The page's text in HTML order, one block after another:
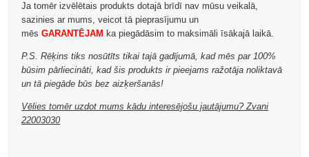
Ja tomēr izvēlētais produkts dotajā brīdī nav mūsu veikalā,
sazinies ar mums, veicot tā pieprasījumu un
mēsGARANTĒJAM ka piegādāsim to maksimāli īsākajā laikā.
P.S. Rēķins tiks nosūtīts tikai tajā gadījumā, kad mēs par 100%
būsim pārliecināti, kad šis produkts ir pieejams ražotāja noliktavā
un tā piegāde būs bez aizķeršanās!
Vēlies tomēr uzdot mums kādu interesējošu jautājumu? Zvani
22003030